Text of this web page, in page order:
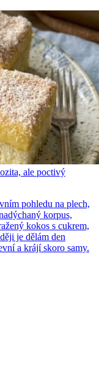
ale poctivý
pohledu na plech,
korpus,
kokos s cukrem,
je dělám den
a krájí skoro samy.